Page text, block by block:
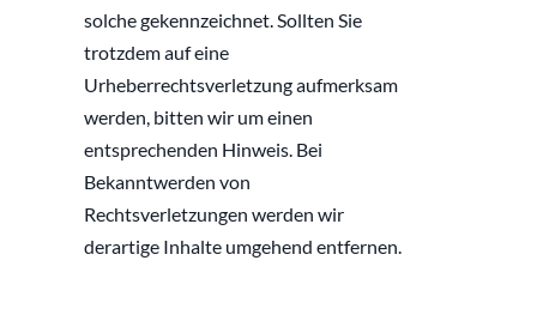
solche gekennzeichnet. Sollten Sie
trotzdem auf eine
Urheberrechtsverletzung aufmerksam
werden, bitten wir um einen
entsprechenden Hinweis. Bei
Bekanntwerden von
Rechtsverletzungen werden wir
derartige Inhalte umgehend entfernen.